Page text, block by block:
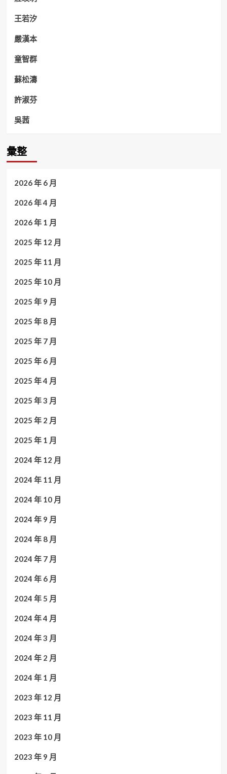
王若汐
嚴漢本
童智群
蘇松濤
許淑芬
吳茜
彙整
2026 年 6 月
2026 年 4 月
2026 年 1 月
2025 年 12 月
2025 年 11 月
2025 年 10 月
2025 年 9 月
2025 年 8 月
2025 年 7 月
2025 年 6 月
2025 年 4 月
2025 年 3 月
2025 年 2 月
2025 年 1 月
2024 年 12 月
2024 年 11 月
2024 年 10 月
2024 年 9 月
2024 年 8 月
2024 年 7 月
2024 年 6 月
2024 年 5 月
2024 年 4 月
2024 年 3 月
2024 年 2 月
2024 年 1 月
2023 年 12 月
2023 年 11 月
2023 年 10 月
2023 年 9 月